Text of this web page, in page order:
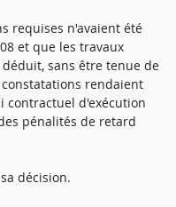
requises n'avaient été
et que les travaux
sans être tenue de
rendaient
contractuel d'exécution
pénalités de retard
décision.